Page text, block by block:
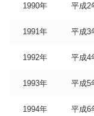
1990年 平成2
1991年 平成3
1992年 平成4
1993年 平成5
1994年 平成6